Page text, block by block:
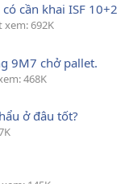
cần khai ISF 10+2
xem: 692K
9M7 chở pallet.
468K
ở đâu tốt?